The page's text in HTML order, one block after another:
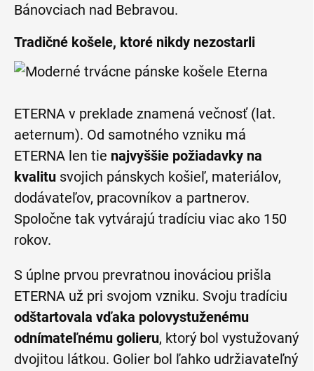
Bánovciach nad Bebravou.
Tradičné košele, ktoré nikdy nezostarli
ETERNA v preklade znamená večnosť (lat.
aeternum). Od samotného vzniku má
ETERNA len tie najvyššie požiadavky na
kvalitu svojich pánskych košieľ, materiálov,
dodávateľov, pracovníkov a partnerov.
Spoločne tak vytvárajú tradíciu viac ako 150
rokov.
S úplne prvou prevratnou inováciou prišla
ETERNA už pri svojom vzniku. Svoju tradíciu
odštartovala vďaka polovystuženému
odnímateľnému golieru, ktorý bol vystužovaný
dvojitou látkou. Golier bol ľahko udržiavateľný